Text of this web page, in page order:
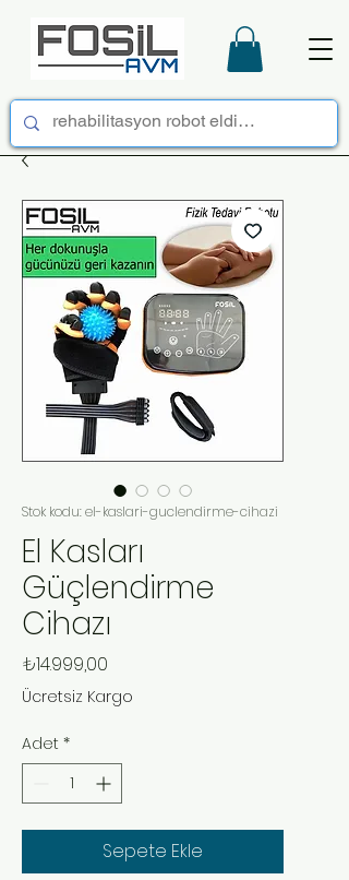
Stok kodu: el-kaslari-guclendirme-cihazi
El Kasları
Güçlendirme
Cihazı
₺14.999,00
Ücretsiz Kargo
Adet *
Sepete Ekle